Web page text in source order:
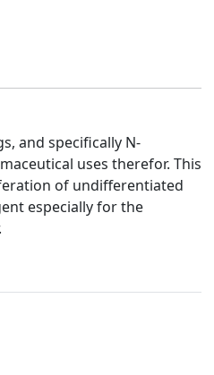
and specifically N-
uses therefor. This
of undifferentiated
especially for the